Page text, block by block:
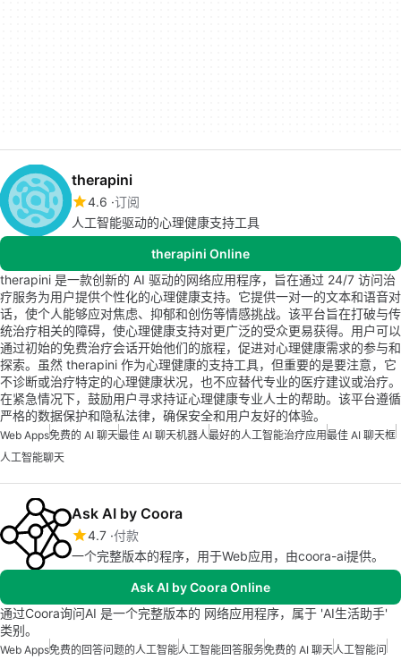
therapini
4.6 订阅
人工智能驱动的心理健康支持工具
therapini Online
therapini 是一款创新的 AI 驱动的网络应用程序，旨在通过 24/7 访问治
疗服务为用户提供个性化的心理健康支持。它提供一对一的文本和语音对
话，使个人能够应对焦虑、抑郁和创伤等情感挑战。该平台旨在打破与传
统治疗相关的障碍，使心理健康支持对更广泛的受众更易获得。用户可以
通过初始的免费治疗会话开始他们的旅程，促进对心理健康需求的参与和
探索。虽然 therapini 作为心理健康的支持工具，但重要的是要注意，它
不诊断或治疗特定的心理健康状况，也不应替代专业的医疗建议或治疗。
在紧急情况下，鼓励用户寻求持证心理健康专业人士的帮助。该平台遵循
严格的数据保护和隐私法律，确保安全和用户友好的体验。
Web Apps免费的 AI 聊天最佳 AI 聊天机器人最好的人工智能治疗应用最佳 AI 聊天框
人工智能聊天
Ask AI by Coora
4.7 付款
一个完整版本的程序，用于Web应用，由coora-ai提供。
Ask AI by Coora Online
通过Coora询问AI 是一个完整版本的 网络应用程序，属于 'AI生活助手'
类别。
Web Apps免费的回答问题的人工智能人工智能回答服务免费的 AI 聊天人工智能问